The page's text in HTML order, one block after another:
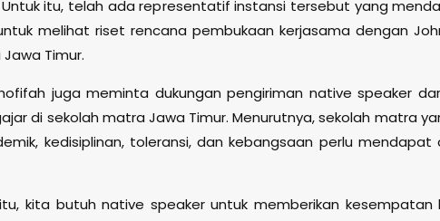
itu, telah ada representatif instansi tersebut yang
melihat riset rencana pembukaan kerjasama dengan
Timur.
juga meminta dukungan pengiriman native speaker
di sekolah matra Jawa Timur. Menurutnya, sekolah matra
kedisiplinan, toleransi, dan kebangsaan perlu mendapat
kita butuh native speaker untuk memberikan kesempatan